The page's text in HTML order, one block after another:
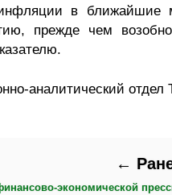
в ближайшие
прежде чем
аналитический отдел
←
экономической